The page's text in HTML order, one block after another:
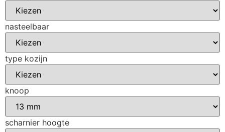
nasteelbaar
type kozijn
knoop
scharnier hoogte